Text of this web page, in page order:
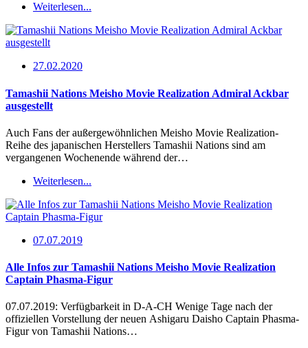
Weiterlesen...
27.02.2020
Tamashii Nations Meisho Movie Realization Admiral Ackbar
ausgestellt
Auch Fans der außergewöhnlichen Meisho Movie Realization-
Reihe des japanischen Herstellers Tamashii Nations sind am
vergangenen Wochenende während der…
Weiterlesen...
07.07.2019
Alle Infos zur Tamashii Nations Meisho Movie Realization
Captain Phasma-Figur
07.07.2019: Verfügbarkeit in D-A-CH Wenige Tage nach der
offiziellen Vorstellung der neuen Ashigaru Daisho Captain Phasma-
Figur von Tamashii Nations…